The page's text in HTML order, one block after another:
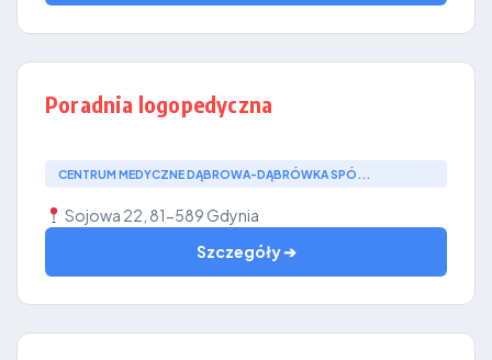
Poradnia logopedyczna
CENTRUM MEDYCZNE DĄBROWA-DĄBRÓWKA SPÓ...
Sojowa 22, 81-589 Gdynia
Szczegóły ➔